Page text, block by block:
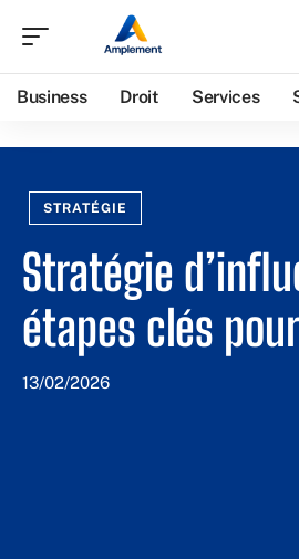
Business Droit Services
STRATÉGIE
Stratégie
étapes clés
13/02/2026